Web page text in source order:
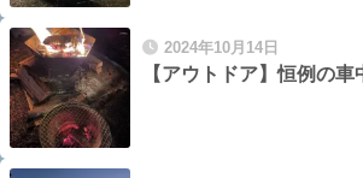
2024年10月14日
【アウトドア】恒例の